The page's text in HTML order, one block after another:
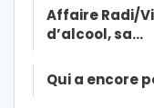
Affaire Radi/
d’alcool, sa…
Qui a encore